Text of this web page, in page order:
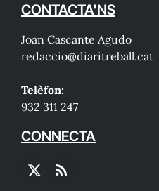
CONTACTA'NS
Joan Cascante Agudo
redaccio@diaritreball.cat
Telèfon:
932 311 247
CONNECTA
X
RSS